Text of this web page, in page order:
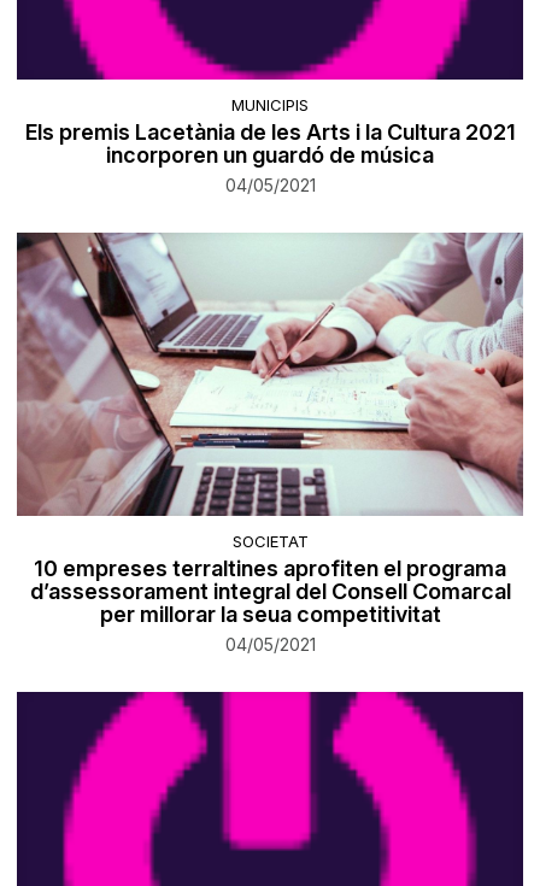
MUNICIPIS
Els premis Lacetània de les Arts i la Cultura 2021
incorporen un guardó de música
04/05/2021
SOCIETAT
10 empreses terraltines aprofiten el programa
d’assessorament integral del Consell Comarcal
per millorar la seua competitivitat
04/05/2021